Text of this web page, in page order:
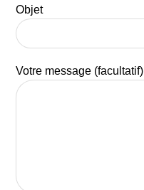
Objet
Votre message (facultatif)